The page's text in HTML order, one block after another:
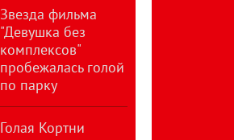
Звезда фильма
"Девушка без
комплексов"
пробежалась голой
по парку
Голая Кортни